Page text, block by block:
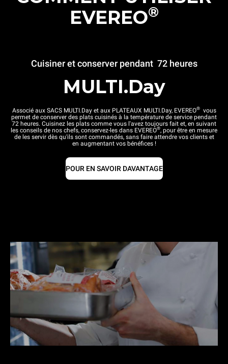
EVEREO®
Cuisiner et conserver pendant 72 heures
MULTI.Day
Associé aux SACS MULTI.Day et aux PLATEAUX MULTI.Day, EVEREO®vous
permet de conserver des plats cuisinés à la température de service pendant
72 heures. Cuisinez les plats comme vous l'avez toujours fait et, en suivant
les conseils de nos chefs, conservez-les dans EVEREO®, pour être en mesure
de les servir dès qu'ils sont commandés, sans faire attendre vos clients et
en augmentant vos bénéfices !
POUR EN SAVOIR DAVANTAGE